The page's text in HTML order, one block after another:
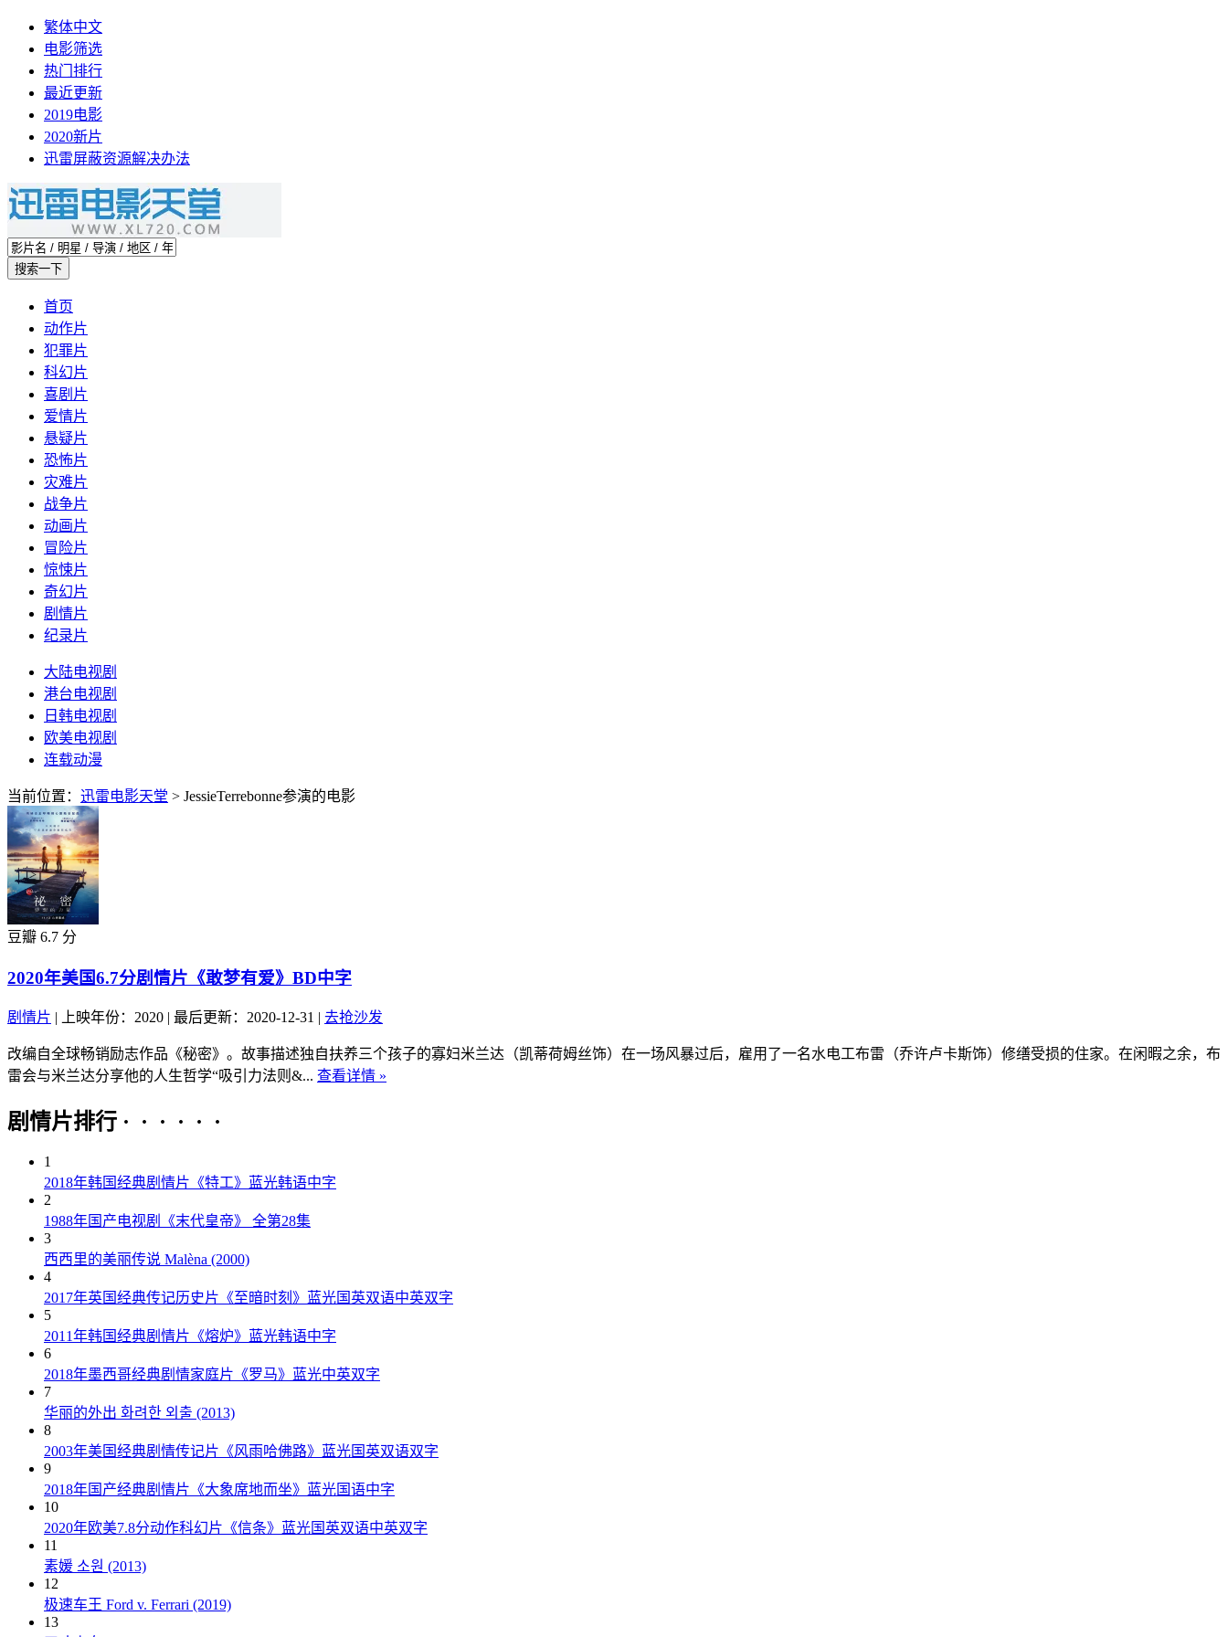
繁体中文
电影筛选
热门排行
最近更新
2019电影
2020新片
迅雷屏蔽资源解决办法
首页
动作片
犯罪片
科幻片
喜剧片
爱情片
悬疑片
恐怖片
灾难片
战争片
动画片
冒险片
惊悚片
奇幻片
剧情片
纪录片
大陆电视剧
港台电视剧
日韩电视剧
欧美电视剧
连载动漫
当前位置： 迅雷电影天堂 > JessieTerrebonne参演的电影
豆瓣 6.7 分
2020年美国6.7分剧情片《敢梦有爱》BD中字
剧情片 | 上映年份：2020 | 最后更新：2020-12-31 | 去抢沙发
改编自全球畅销励志作品《秘密》。故事描述独自扶养三个孩子的寡妇米兰达（凯蒂荷姆丝饰）在一场风暴过后，雇用了一名水电工布雷（乔许卢卡斯饰）修缮受损的住家。在闲暇之余，布
雷会与米兰达分享他的人生哲学“吸引力法则&... 查看详情 »
剧情片排行 · · · · · ·
1
2018年韩国经典剧情片《特工》蓝光韩语中字
2
1988年国产电视剧《末代皇帝》 全第28集
3
西西里的美丽传说 Malèna (2000)
4
2017年英国经典传记历史片《至暗时刻》蓝光国英双语中英双字
5
2011年韩国经典剧情片《熔炉》蓝光韩语中字
6
2018年墨西哥经典剧情家庭片《罗马》蓝光中英双字
7
华丽的外出 화려한 외출 (2013)
8
2003年美国经典剧情传记片《风雨哈佛路》蓝光国英双语双字
9
2018年国产经典剧情片《大象席地而坐》蓝光国语中字
10
2020年欧美7.8分动作科幻片《信条》蓝光国英双语中英双字
11
素媛 소원 (2013)
12
极速车王 Ford v. Ferrari (2019)
13